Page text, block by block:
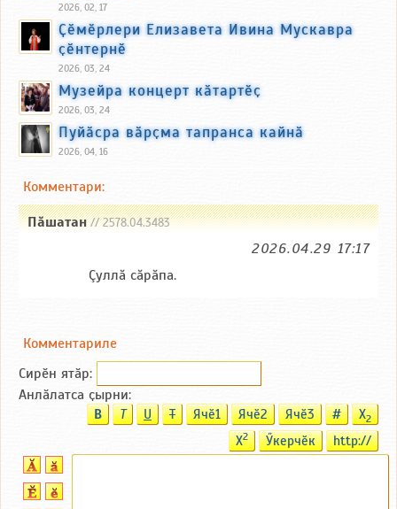
2026, 02, 17
Ҫӗмӗрлери Елизавета Ивина Мускавра
ҫӗнтернӗ
2026, 03, 24
Музейра концерт кӑтартӗҫ
2026, 03, 24
Пуйӑсра вӑрҫма тапранса кайнӑ
2026, 04, 16
Комментари:
Пăшатан// 2578.04.3483
2026.04.29 17:17
Çуллă сăрăпа.
Комментариле
Сирӗн ятӑp:
Анлӑлатса ҫырни:
B T U T Ячӗ1 Ячӗ2 Ячӗ3 # X2
X2 Ӳкерчӗк http://